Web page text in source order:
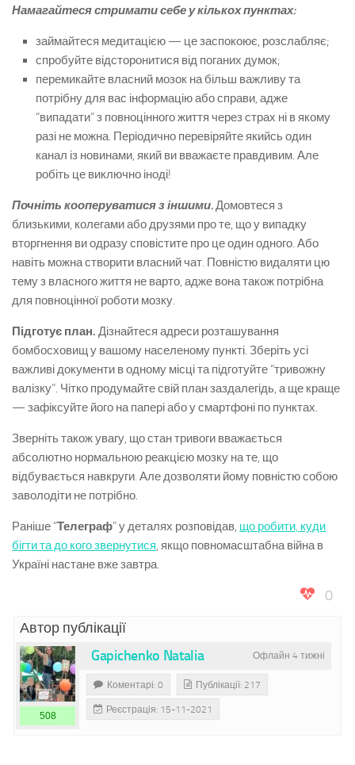
Намагайтеся стримати себе у кількох пунктах:
займайтеся медитацією — це заспокоює, розслабляє;
спробуйте відсторонитися від поганих думок;
перемикайте власний мозок на більш важливу та
потрібну для вас інформацію або справи, адже
“випадати” з повноцінного життя через страх ні в якому
разі не можна. Періодично перевіряйте якийсь один
канал із новинами, який ви вважаєте правдивим. Але
робіть це виключно іноді!
Почніть кооперуватися з іншими.Домовтеся з
близькими, колегами або друзями про те, що у випадку
вторгнення ви одразу сповістите про це один одного. Або
навіть можна створити власний чат. Повністю видаляти цю
тему з власного життя не варто, адже вона також потрібна
для повноцінної роботи мозку.
Підготує план. Дізнайтеся адреси розташування
бомбосховищ у вашому населеному пункті. Зберіть усі
важливі документи в одному місці та підготуйте “тривожну
валізку”. Чітко продумайте свій план заздалегідь, а ще краще
— зафіксуйте його на папері або у смартфоні по пунктах.
Зверніть також увагу, що стан тривоги вважається
абсолютно нормальною реакцією мозку на те, що
відбувається навкруги. Але дозволяти йому повністю собою
заволодіти не потрібно.
Раніше “Телеграф” у деталях розповідав, що робити, куди
бігти та до кого звернутися, якщо повномасштабна війна в
Україні настане вже завтра.
0
Автор публікації
Офлайн 4 тижні
Gapichenko Natalia
508
Коментарі: 0 Публікації: 217
Реєстрація: 15-11-2021